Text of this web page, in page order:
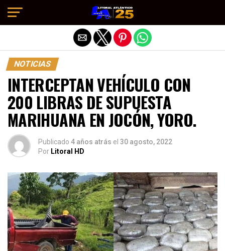
NOTICIAS
INTERCEPTAN VEHÍCULO CON
200 LIBRAS DE SUPUESTA
MARIHUANA EN JOCÓN, YORO.
Publicado 4 años atrás el 30 agosto, 2022
Por Litoral HD
Salir de la versión móvil